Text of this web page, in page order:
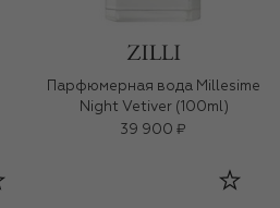
Парфюмерная вода Millesime
Night Vetiver (100ml)
39 900 ₽